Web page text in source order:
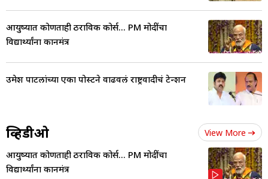
आयुष्यात कोणताही ठराविक कोर्स... PM मोदींचा
विद्यार्थ्यांना कानमंत्र
उमेश पाटलांच्या एका पोस्टने वाढवलं राष्ट्रवादीचं टेन्शन
व्हिडीओ View More
आयुष्यात कोणताही ठराविक कोर्स... PM मोदींचा
विद्यार्थ्यांना कानमंत्र